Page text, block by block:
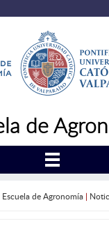
de
Escuela de Agronomía|